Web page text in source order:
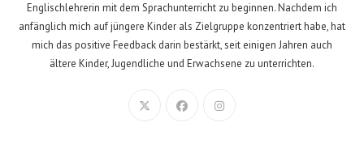
Englischlehrerin mit dem Sprachunterricht zu beginnen. Nachdem ich
anfänglich mich auf jüngere Kinder als Zielgruppe konzentriert habe, hat
mich das positive Feedback darin bestärkt, seit einigen Jahren auch
ältere Kinder, Jugendliche und Erwachsene zu unterrichten.